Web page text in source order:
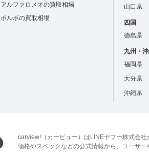
アルファロメオの買取相場
ボルボの買取相場
山口県
四国
徳島県
九州・
福岡県
大分県
沖縄県
carview!（カービュー）はLINEヤフー株式会
価格やスペックなどの公式情報から、ユーザ